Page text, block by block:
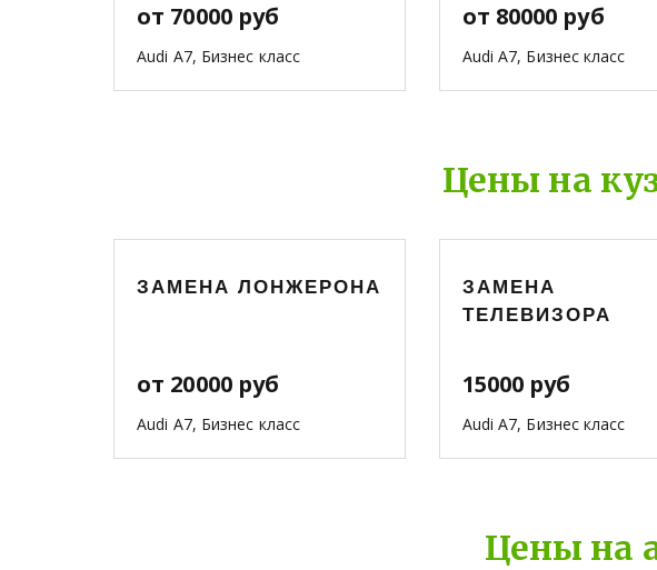
от 70000 руб
Audi A7, Бизнес класс
от 80000 руб
Audi A7, Бизнес класс
Цены на
ЗАМЕНА ЛОНЖЕРОНА
от 20000 руб
Audi A7, Бизнес класс
ЗАМЕНА
ТЕЛЕВИЗОРА
15000 руб
Audi A7, Бизнес класс
Цены на